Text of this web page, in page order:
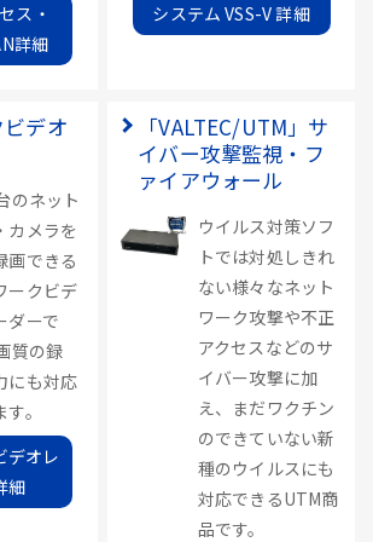
ス・
詳細
システム VSS-V 詳細
デオ
のネット
カメラを
画できる
ークビデ
ダーで
質の録
にも対応
。
デオレ
細
「VALTEC/UTM」サ
イバー攻撃監視・フ
ァイアウォール
ウイルス対策ソフ
トでは対処しきれ
ない様々なネット
ワーク攻撃や不正
アクセスなどのサ
イバー攻撃に加
え、まだワクチン
のできていない新
種のウイルスにも
対応できるUTM商
品です。